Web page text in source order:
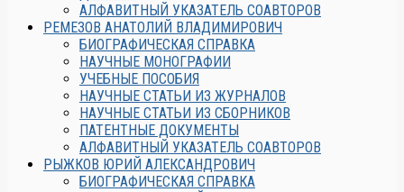
АЛФАВИТНЫЙ УКАЗАТЕЛЬ СОАВТОРОВ
РЕМЕЗОВ АНАТОЛИЙ ВЛАДИМИРОВИЧ
БИОГРАФИЧЕСКАЯ СПРАВКА
НАУЧНЫЕ МОНОГРАФИИ
УЧЕБНЫЕ ПОСОБИЯ
НАУЧНЫЕ СТАТЬИ ИЗ ЖУРНАЛОВ
НАУЧНЫЕ СТАТЬИ ИЗ СБОРНИКОВ
ПАТЕНТНЫЕ ДОКУМЕНТЫ
АЛФАВИТНЫЙ УКАЗАТЕЛЬ СОАВТОРОВ
РЫЖКОВ ЮРИЙ АЛЕКСАНДРОВИЧ
БИОГРАФИЧЕСКАЯ СПРАВКА